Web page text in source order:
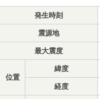
発生時刻
震源地
最大震度
位置
緯度
経度